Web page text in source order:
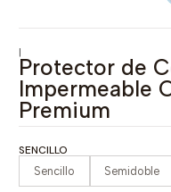
|
Protector de
Impermeable
Premium
SENCILLO
Sencillo Semidoble